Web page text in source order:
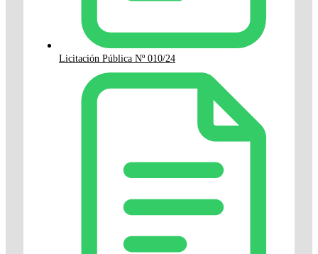
Licitación Pública Nº 010/24